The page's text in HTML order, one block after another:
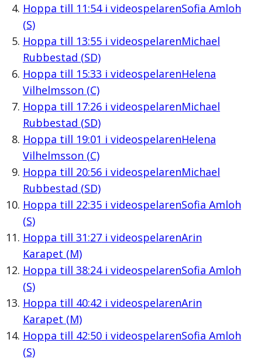
Hoppa till 11:54i videospelarenSofia Amloh
(S)
Hoppa till 13:55i videospelarenMichael
Rubbestad (SD)
Hoppa till 15:33 i videospelarenHelena
Vilhelmsson (C)
Hoppa till 17:26i videospelarenMichael
Rubbestad (SD)
Hoppa till 19:01 i videospelarenHelena
Vilhelmsson (C)
Hoppa till 20:56i videospelarenMichael
Rubbestad (SD)
Hoppa till 22:35i videospelarenSofia Amloh
(S)
Hoppa till 31:27i videospelarenArin
Karapet (M)
Hoppa till 38:24i videospelarenSofia Amloh
(S)
Hoppa till 40:42 i videospelarenArin
Karapet (M)
Hoppa till 42:50i videospelarenSofia Amloh
(S)